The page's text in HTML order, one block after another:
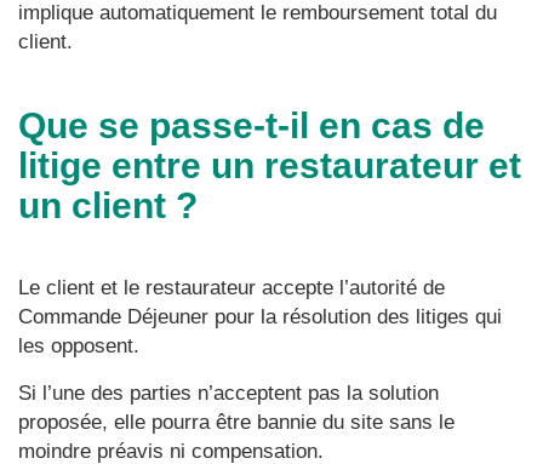
implique automatiquement le remboursement total du
client.
Que se passe-t-il en cas de
litige entre un restaurateur et
un client ?
Le client et le restaurateur accepte l’autorité de
Commande Déjeuner pour la résolution des litiges qui
les opposent.
Si l’une des parties n’acceptent pas la solution
proposée, elle pourra être bannie du site sans le
moindre préavis ni compensation.